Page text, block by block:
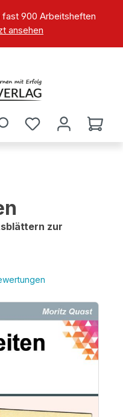
900 Arbeitsheften
ansehen
zur